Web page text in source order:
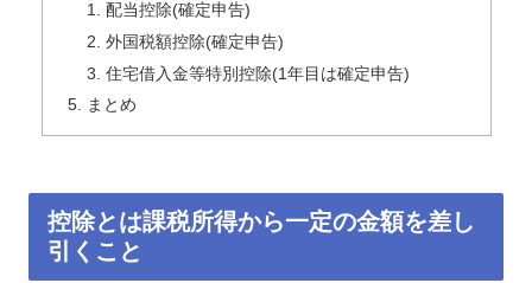
配当控除(確定申告)
外国税額控除(確定申告)
住宅借入金等特別控除(1年目は確定申告)
まとめ
控除とは課税所得から一定の金額を差し
引くこと